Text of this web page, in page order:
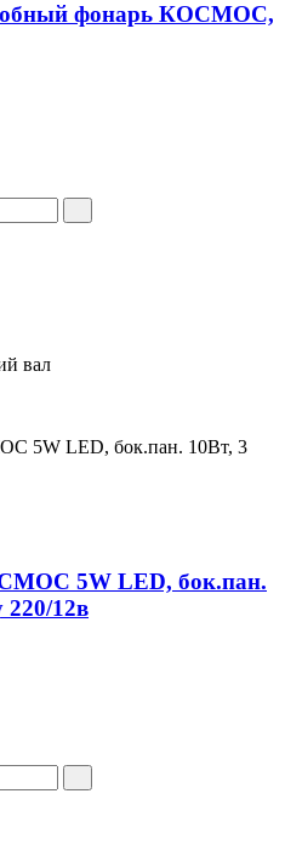
фонарь КОСМОС,
вал
5W LED, бок.пан.
220/12в